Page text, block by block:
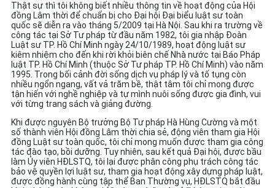
Thật sự thì tôi không biết nhiều thông tin về hoạt động của Hội
đồng Lâm thời để chuẩn bị cho Đại hội Đại biểu luật sư toàn
quốc sẽ diễn ra vào tháng 5/2009 tại Hà Nội. Sau khi ra trường về
công tác tại Sở Tư pháp từ đầu năm 1982, tôi gia nhập Đoàn
Luật sư TP. Hồ Chí Minh ngày 24/10/1989, hoạt động luật sư
kiêm nhiệm cho đến khi rời khỏi biên chế Nhà nước tại Báo Pháp
luật TP. Hồ Chí Minh (thuộc Sở Tư pháp TP. Hồ Chí Minh) vào năm
1995. Trong bối cảnh đời sống dịch vụ pháp lý và tố tụng còn
nhiều ngổn ngang, vất vả trăm bề, thật tâm tôi chỉ mong được
tận hiến với nghề nghiệp và tự mình nuôi sống được gia đình, vui
với từng trang sách và giảng đường.
Khi được nguyên Bộ trưởng Bộ Tư pháp Hà Hùng Cường và một
số thành viên Hội đồng Lâm thời chia sẻ, động viên tham gia Hội
đồng Luật sư toàn quốc, tôi chỉ mong muốn được tham gia công
tác đào tạo, bồi dưỡng. Tuy nhiên, sau kết quả Đại hội, được bầu
làm Ủy viên HĐLSTQ, tôi lại được phân công phụ trách công tác
bảo vệ quyền lợi luật sư, tham gia hoạt động xây dựng pháp luật,
được đồng hành cùng tập thể Ban Thường vụ, HĐLSTQ bắt đầu